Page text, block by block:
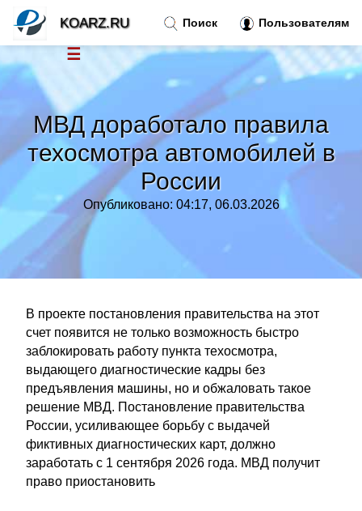
МВД доработало правила
техосмотра автомобилей в
России
Опубликовано: 04:17, 06.03.2026
В проекте постановления правительства на этот
счет появится не только возможность быстро
заблокировать работу пункта техосмотра,
выдающего диагностические кадры без
предъявления машины, но и обжаловать такое
решение МВД. Постановление правительства
России, усиливающее борьбу с выдачей
фиктивных диагностических карт, должно
заработать с 1 сентября 2026 года. МВД получит
право приостановить
Поиск Пользователям
KOARZ.RU
☰
Новости
Тренды новостей»
»
Правила »
Контакт»